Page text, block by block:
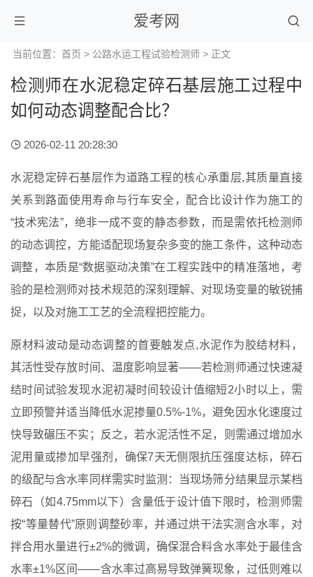
爱考网
当前位置： 首页 > 公路水运工程试验检测师 > 正文
检测师在水泥稳定碎石基层施工过程中
如何动态调整配合比？
2026-02-11 20:28:30
水泥稳定碎石基层作为道路工程的核心承重层,其质量直接
关系到路面使用寿命与行车安全，配合比设计作为施工的
“技术宪法”，绝非一成不变的静态参数，而是需依托检测师
的动态调控，方能适配现场复杂多变的施工条件，这种动态
调整，本质是“数据驱动决策”在工程实践中的精准落地，考
验的是检测师对技术规范的深刻理解、对现场变量的敏锐捕
捉，以及对施工工艺的全流程把控能力。
原材料波动是动态调整的首要触发点,水泥作为胶结材料，
其活性受存放时间、温度影响显著——若检测师通过快速凝
结时间试验发现水泥初凝时间较设计值缩短2小时以上，需
立即预警并适当降低水泥掺量0.5%-1%，避免因水化速度过
快导致碾压不实；反之，若水泥活性不足，则需通过增加水
泥用量或掺加早强剂，确保7天无侧限抗压强度达标，碎石
的级配与含水率同样需实时监测：当现场筛分结果显示某档
碎石（如4.75mm以下）含量低于设计值下限时，检测师需
按“等量替代”原则调整砂率，并通过烘干法实测含水率，对
拌合用水量进行±2%的微调，确保混合料含水率处于最佳含
水率±1%区间——含水率过高易导致弹簧现象，过低则难以